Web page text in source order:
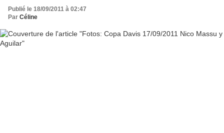
Publié le 18/09/2011 à 02:47
Par Céline